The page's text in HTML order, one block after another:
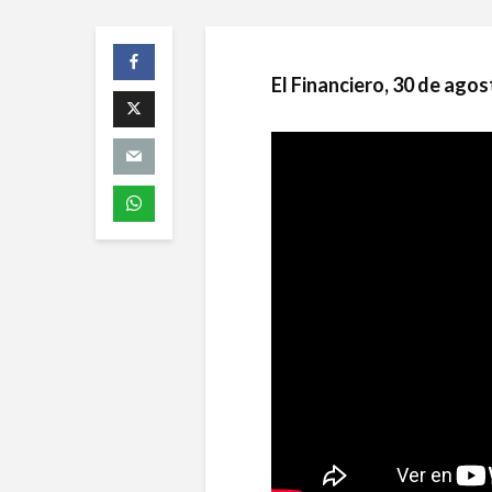
El Financiero, 30 de